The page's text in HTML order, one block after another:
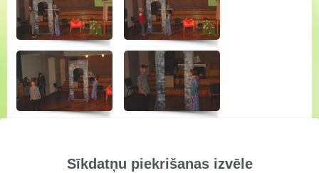
Sīkdatņu piekrišanas izvēle